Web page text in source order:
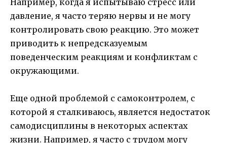
давление, я часто теряю нервы и не могу
контролировать свою реакцию. Это может
приводить к непредсказуемым
поведенческим реакциям и конфликтам с
окружающими.
Еще одной проблемой с самоконтролем, с
которой я сталкиваюсь, является недостаток
самодисциплины в некоторых аспектах
жизни. Например, я часто с трудом могу